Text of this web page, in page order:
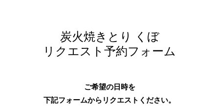
炭火焼きとり くぼ
リクエスト予約フォーム
ご希望の日時を
下記フォームからリクエストください。